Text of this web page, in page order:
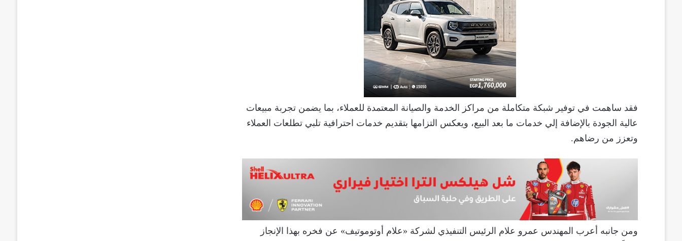
فقد ساهمت في توفير شبكة متكاملة من مراكز الخدمة والصيانة المعتمدة للعملاء، بما يضمن تجربة مبيعات
عالية الجودة بالإضافة إلي خدمات ما بعد البيع، ويعكس التزامها بتقديم خدمات احترافية تلبي تطلعات العملاء
وتعزز من رضاهم.
ومن جانبه أعرب المهندس عمرو علام الرئيس التنفيذي لشركة «علام أوتوموتيف» عن فخره بهذا الإنجاز